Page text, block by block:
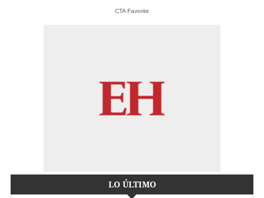
CTA Favorite
LO ÚLTIMO